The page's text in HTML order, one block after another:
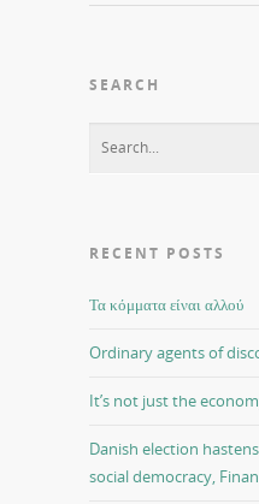
SEARCH
RECENT POSTS
Τα κόμματα είναι αλλού
Ordinary agents of
It’s not just the
Danish election
social democracy,